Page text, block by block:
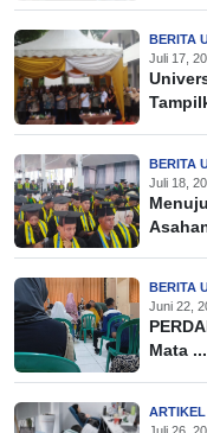
BERITA
Juli 17,
BERITA
Juli 18,
BERITA
Juni 22,
Mata ...
ARTIKEL
Juli 26,